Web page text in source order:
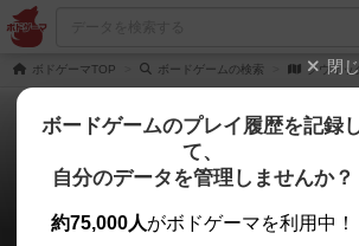
ボドゲーマTOP ボードゲームの検索 クウィッ
クウィックス
0件の掲示板
閉
ボードゲームのプレイ履歴を記録
て、
自分のデータを管理しませんか？
約75,000人がボドゲーマを利用中！